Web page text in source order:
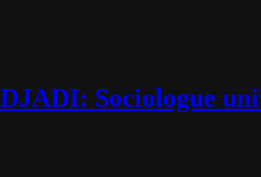
Sociologue